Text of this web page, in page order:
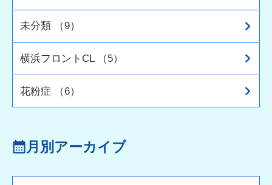
未分類 （9）
横浜フロントCL （5）
花粉症 （6）
月別アーカイブ